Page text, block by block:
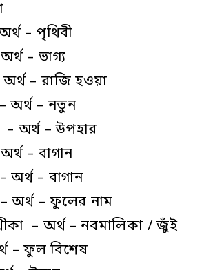
– পৃথিবী
– ভাগ্য
– রাজি হওয়া
অর্থ – নতুন
অর্থ – উপহার
– বাগান
– বাগান
অর্থ – ফুলের নাম
– অর্থ – নবমালিকা / জুঁই
– ফুল বিশেষ